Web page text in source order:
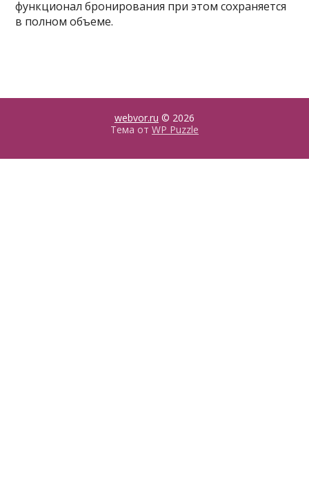
функционал бронирования при этом сохраняется
в полном объеме.
webvor.ru © 2026
Тема от WP Puzzle